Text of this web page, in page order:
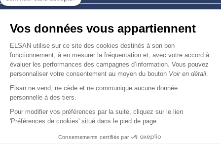
Vos données vous appartiennent
ELSAN utilise sur ce site des cookies destinés à son bon
fonctionnement, à en mesurer la fréquentation et, avec votre accord à
évaluer les performances des campagnes d’information. Vous pouvez
personnaliser votre consentement au moyen du bouton Voir en détail
Elsan ne vend, ne cède et ne communique aucune donnée
personnelle à des tiers.
Pour modifier vos préférences par la suite, cliquez sur le lien
'Préférences de cookies' situé dans le pied de page.
Consentements certifiés par
Nous rejoindre
Devenir fournisseur
© Copyright 2026 Elsan
Mentions Légales-Données personnelles
Agence digitale : VOID